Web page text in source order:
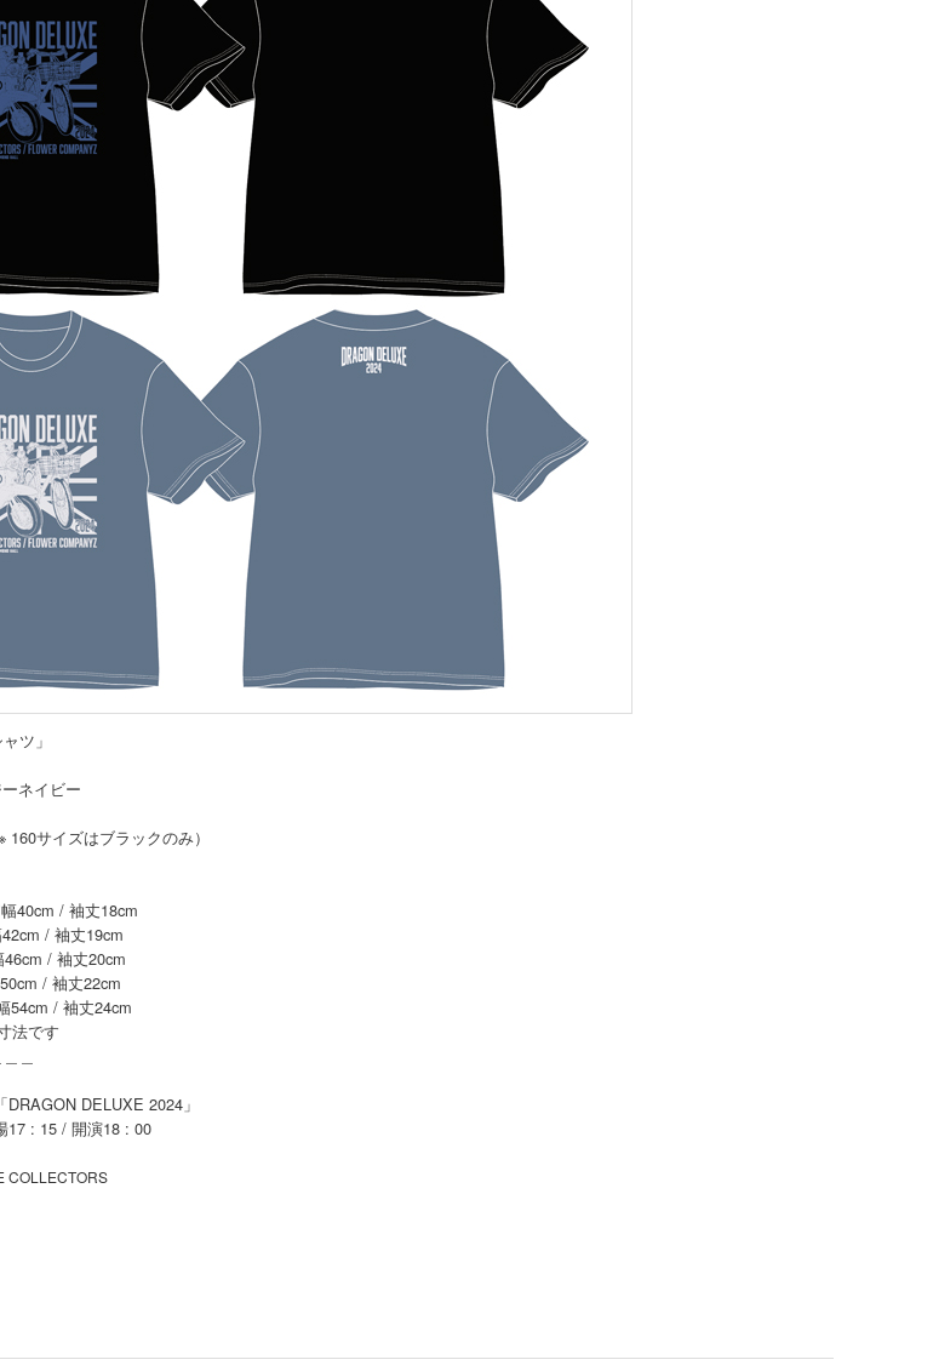
ツ」
ネイビー
サイズはブラックのみ）
40cm / 袖丈18cm
/ 袖丈19cm
/ 袖丈20cm
/ 袖丈22cm
54cm / 袖丈24cm
法です
DELUXE 2024」
17 : 15 / 開演18 : 00
COLLECTORS